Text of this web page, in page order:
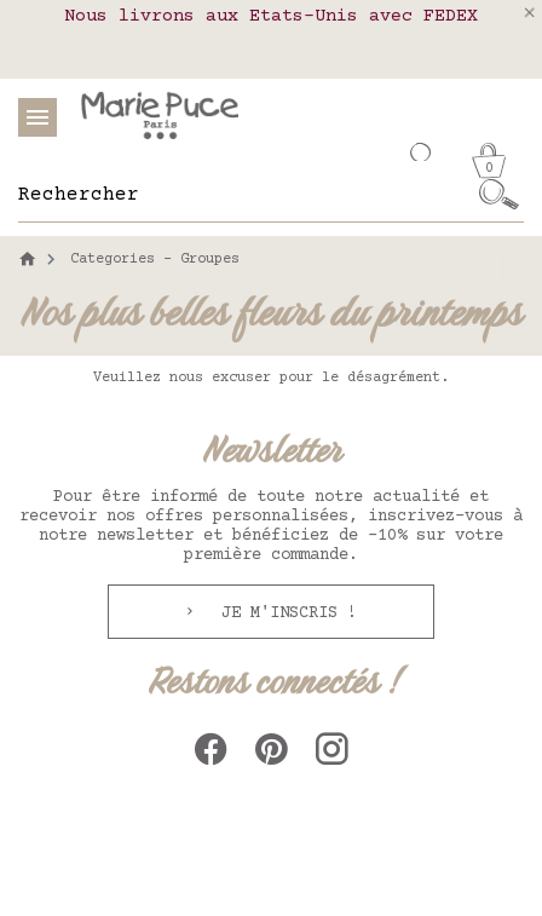
Notre site part en vacances !
Nous livrons aux Etats-Unis avec FEDEX
Livraison en relais colis en France,
0
Categories - Groupes
Nos plus belles fleurs du printemps
Veuillez nous excuser pour le désagrément.
Newsletter
Pour être informé de toute notre actualité et
recevoir nos offres personnalisées, inscrivez-vous à
notre newsletter et bénéficiez de -10% sur votre
première commande.
JE M'INSCRIS !
Restons connectés !